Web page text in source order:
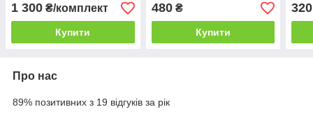
1 300 ₴/комплект
Купити
480₴
Купити
320
Про нас
89% позитивних з 19 відгуків за рік